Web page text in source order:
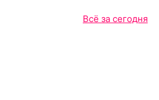
Всё за сегодня